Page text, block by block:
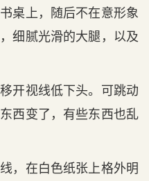
桌上，随后不在意形象
细腻光滑的大腿，以及
开视线低下头。可跳动
西变了，有些东西也乱
，在白色纸张上格外明